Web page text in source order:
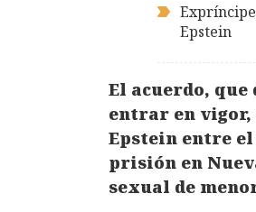
Epstein
El acuerdo,
entrar en vigor,
Epstein entre el
prisión en
sexual de